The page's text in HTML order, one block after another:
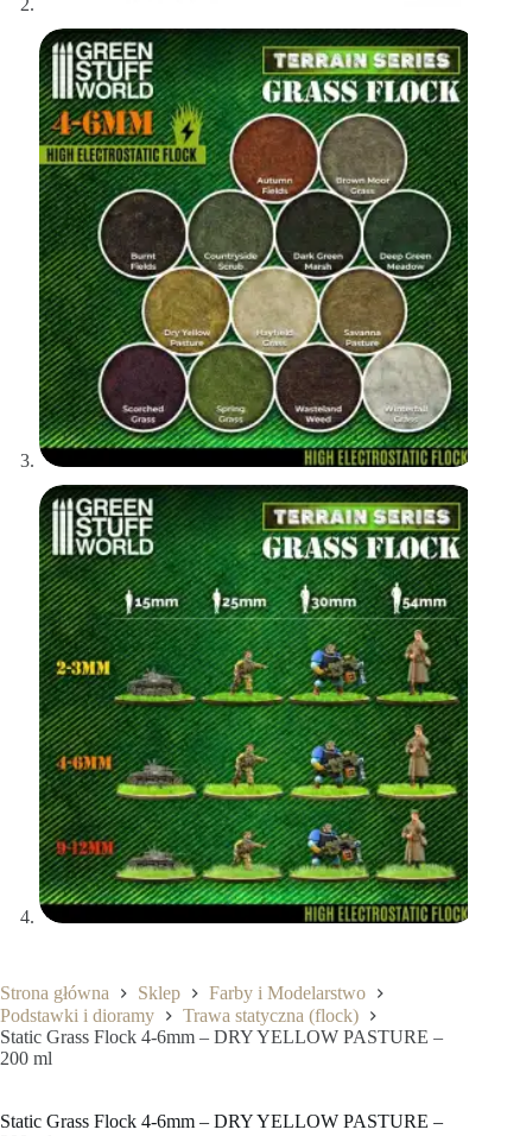
Strona główna Sklep
Farby i Modelarstwo
Podstawki i dioramy
Trawa statyczna (flock)
Static Grass Flock 4-6mm – DRY YELLOW PASTURE –
200 ml
Static Grass Flock 4-6mm – DRY YELLOW PASTURE –